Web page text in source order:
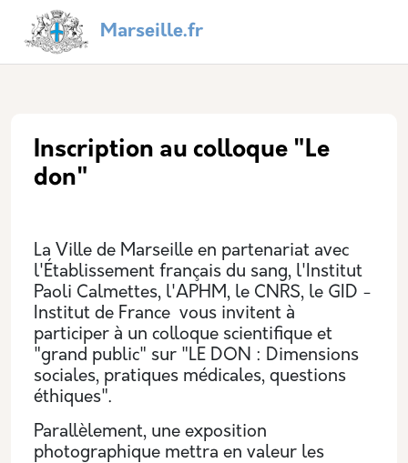
Marseille.fr
Navigation principale
Inscription au colloque "Le
don"
La Ville de Marseille en partenariat avec
l'Établissement français du sang, l'Institut
Paoli Calmettes, l'APHM, le CNRS, le GID -
Institut de France vous invitent à
participer à un colloque scientifique et
"grand public" sur "LE DON : Dimensions
sociales, pratiques médicales, questions
éthiques".
Parallèlement, une exposition
photographique mettra en valeur les
Panneau de gestion des cookies